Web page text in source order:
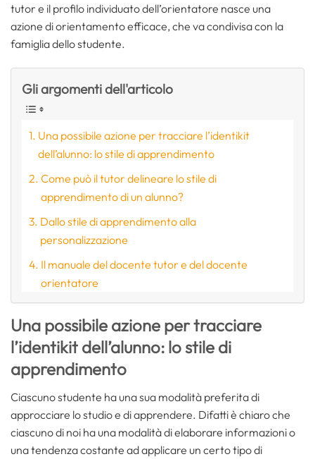
tutor e il profilo individuato dell’orientatore nasce una
azione di orientamento efficace, che va condivisa con la
famiglia dello studente.
Gli argomenti dell'articolo
Una possibile azione per tracciare l’identikit
dell’alunno: lo stile di apprendimento
Come può il tutor delineare lo stile di
apprendimento di un alunno?
Dallo stile di apprendimento alla
personalizzazione
Il manuale del docente tutor e del docente
orientatore
Una possibile azione per tracciare
l’identikit dell’alunno: lo stile di
apprendimento
Ciascuno studente ha una sua modalità preferita di
approcciare lo studio e di apprendere. Difatti è chiaro che
ciascuno di noi ha una modalità di elaborare informazioni o
una tendenza costante ad applicare un certo tipo di